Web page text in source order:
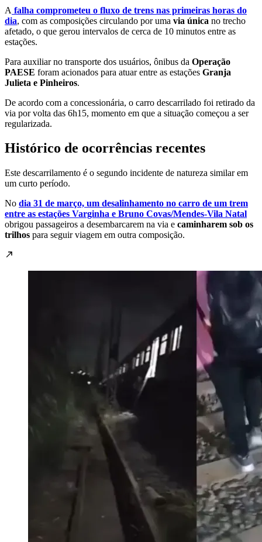
A falha comprometeu o fluxo de trens nas primeiras horas do
dia, com as composições circulando por uma via única no trecho
afetado, o que gerou intervalos de cerca de 10 minutos entre as
estações.
Para auxiliar no transporte dos usuários, ônibus da Operação
PAESE foram acionados para atuar entre as estações Granja
Julieta e Pinheiros.
De acordo com a concessionária, o carro descarrilado foi retirado da
via por volta das 6h15, momento em que a situação começou a ser
regularizada.
Histórico de ocorrências recentes
Este descarrilamento é o segundo incidente de natureza similar em
um curto período.
No dia 31 de março, um desalinhamento no carro de um trem
entre as estações Varginha e Bruno Covas/Mendes-Vila Natal
obrigou passageiros a desembarcarem na via e caminharem sob os
trilhos para seguir viagem em outra composição.